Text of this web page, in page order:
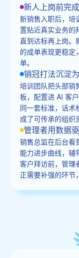
新人上岗前完
新销售入职后，培
置贴近真实业务的
直到达标再上岗。
的成单表现更稳定
单。
销冠打法沉淀
培训团队把头部销
板，配置进 AI 客
同一套标准，话术
成了可传承的组织
管理者用数据
销售总监在后台看
能力进步曲线，辅
客户拜访前，管理
正需要补强的环节